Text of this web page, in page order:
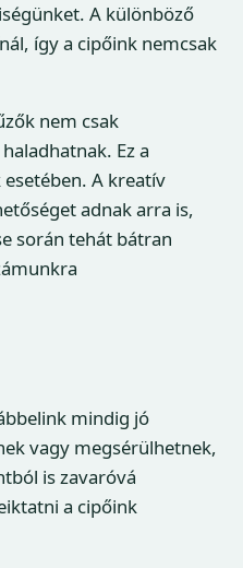
A különböző
így a cipőink nemcsak
nem csak
Ez a
A kreatív
adnak arra is,
során tehát bátran
mindig jó
vagy megsérülhetnek,
is zavaróvá
a cipőink